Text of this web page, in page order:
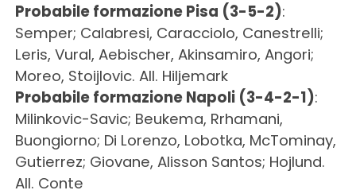
Probabile formazione Pisa (3-5-2):
Semper; Calabresi, Caracciolo, Canestrelli;
Leris, Vural, Aebischer, Akinsamiro, Angori;
Moreo, Stoijlovic. All. Hiljemark
Probabile formazione Napoli (3-4-2-1):
Milinkovic-Savic; Beukema, Rrhamani,
Buongiorno; Di Lorenzo, Lobotka, McTominay,
Gutierrez; Giovane, Alisson Santos; Hojlund.
All. Conte